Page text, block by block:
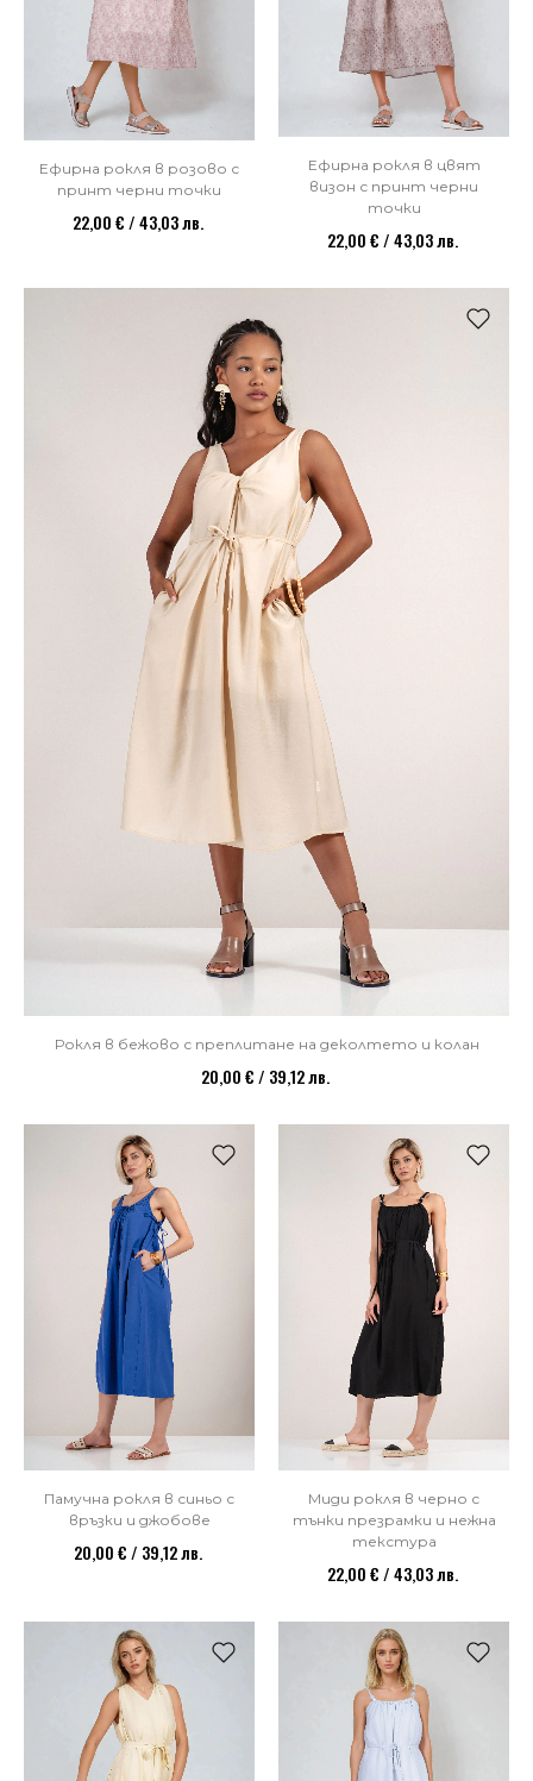
Ефирна рокля в розово с
принт черни точки
22,00 € / 43,03 лв.
Ефирна рокля в цвят
визон с принт черни
точки
22,00 € / 43,03 лв.
Рокля в бежово с преплитане на деколтето и колан
20,00 € / 39,12 лв.
Памучна рокля в синьо с
връзки и джобове
20,00 € / 39,12 лв.
Миди рокля в черно с
тънки презрамки и нежна
текстура
22,00 € / 43,03 лв.